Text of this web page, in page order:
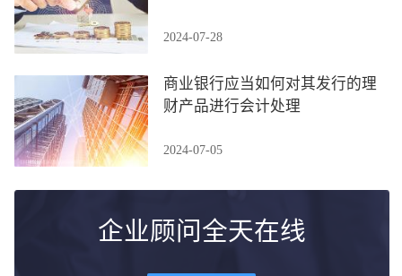
2024-07-28
商业银行应当如何对其发行的理
财产品进行会计处理
2024-07-05
企业顾问全天在线